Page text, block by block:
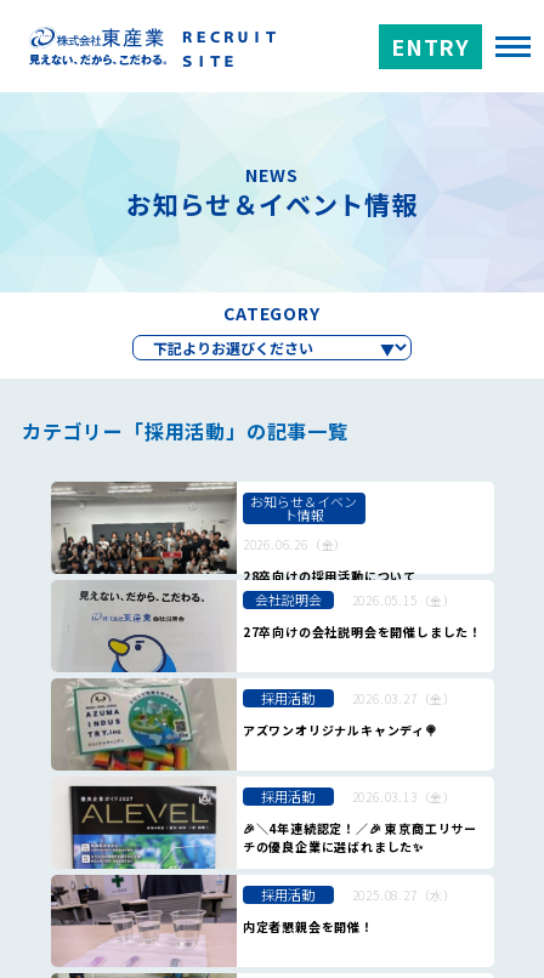
ENTRY
NEWS
お知らせ＆イベント情報
CATEGORY
カテゴリー「採用活動」の記事一覧
お知らせ＆イベン
ト情報
2026.06.26（金）
28卒向けの採用活動について
会社説明会
2026.05.15（金）
27卒向けの会社説明会を開催しました！
採用活動
2026.03.27（金）
アズワンオリジナルキャンディ🍭
採用活動
2026.03.13（金）
🎉＼4年連続認定！／🎉 東京商工リサー
チの優良企業に選ばれました✨
採用活動
2025.08.27（水）
内定者懇親会を開催！